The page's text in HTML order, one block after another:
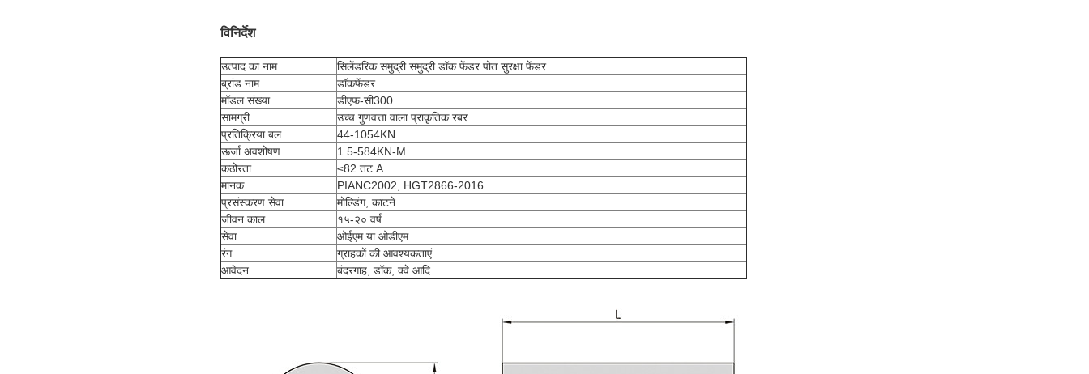
विनिर्देश
उत्पाद का नाम
सिलेंडरिक समुद्री समुद्री डॉक फेंडर पोत सुरक्षा फेंडर
ब्रांड नाम
डॉकफेंडर
मॉडल संख्या
डीएफ-सी300
सामग्री
उच्च गुणवत्ता वाला प्राकृतिक रबर
प्रतिक्रिया बल
44-1054KN
ऊर्जा अवशोषण
1.5-584KN-M
कठोरता
≤82 तट A
मानक
PIANC2002, HGT2866-2016
प्रसंस्करण सेवा
मोल्डिंग, काटने
जीवन काल
१५-२० वर्ष
सेवा
ओईएम या ओडीएम
रंग
ग्राहकों की आवश्यकताएं
आवेदन
बंदरगाह, डॉक, क्वे आदि